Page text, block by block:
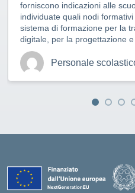
forniscono indicazioni alle
individuate quali nodi
sistema di formazione per la
digitale, per la progettazione
Personale